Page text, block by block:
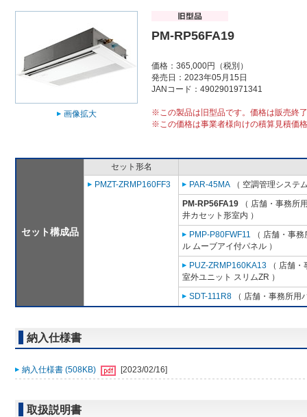
画像拡大
PM-RP56FA19
価格：365,000円（税別）
発売日：2023年05月15日
JANコード：4902901971341
※この製品は旧型品です。価格は販売終
※この価格は事業者様向けの積算見積価
セット構成品
セット形名
PMZT-ZRMP160FF3
PAR-45MA （ 空調管理システ
PM-RP56FA19 （ 店舗・事務所
井カセット形室内 ）
PMP-P80FWF11 （ 店舗・事
ル ムーブアイ付パネル ）
PUZ-ZRMP160KA13 （ 店舗
室外ユニット スリムZR ）
SDT-111R8 （ 店舗・事務所用
納入仕様書
納入仕様書 (508KB) [2023/02/16]
取扱説明書